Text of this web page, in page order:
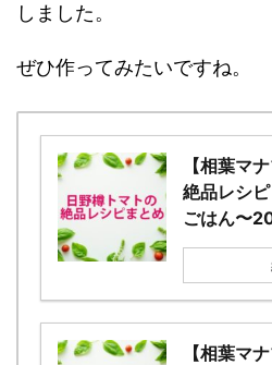
しました。
ぜひ作ってみたいですね。
【相葉マ
絶品レシ
ごはん〜
【相葉マ